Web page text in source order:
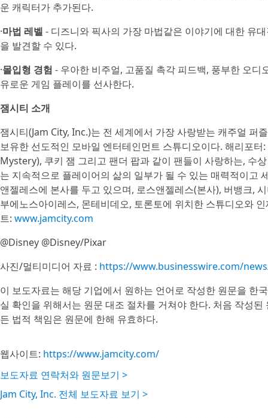
운 캐릭터가 추가된다.
·마법 레벨 - 디즈니와 픽사의 가장 마법같은 이야기에 대한 유
을 발견할 수 있다.
·몰입형 경험 - 우아한 비주얼, 고품질 촉각 피드백, 풍부한 오
유로운 게임 플레이를 선사한다.
잼시티 소개
잼시티(Jam City, Inc.)는 전 세계에서 가장 사랑받는 캐주얼 퍼
보유한 선도적인 모바일 엔터테인먼트 스튜디오이다. 해리포
Mystery), 쿠키 잼 그리고 팬더 팝과 같이 팬들이 사랑하는, 수
는 지속적으로 플레이어의 삶의 일부가 될 수 있는 매력적이고
앤젤레스에 본사를 두고 있으며, 로스앤젤레스(본사), 버뱅크,
부에노스아이레스, 몬테비데오, 토론토에 위치한 스튜디오와
트: www.jamcity.com
@Disney @Disney/Pixar
사진/멀티미디어 자료 : https://www.businesswire.com/
이 보도자료는 해당 기업에서 원하는 언어로 작성한 원문을 한
실 확인을 위해서는 원문 대조 절차를 거쳐야 한다. 처음 작성
든 법적 책임은 원문에 한해 유효하다.
웹사이트: https://www.jamcity.com/
보도자료 연락처와 원문보기 >
Jam City, Inc. 전체 보도자료 보기 >